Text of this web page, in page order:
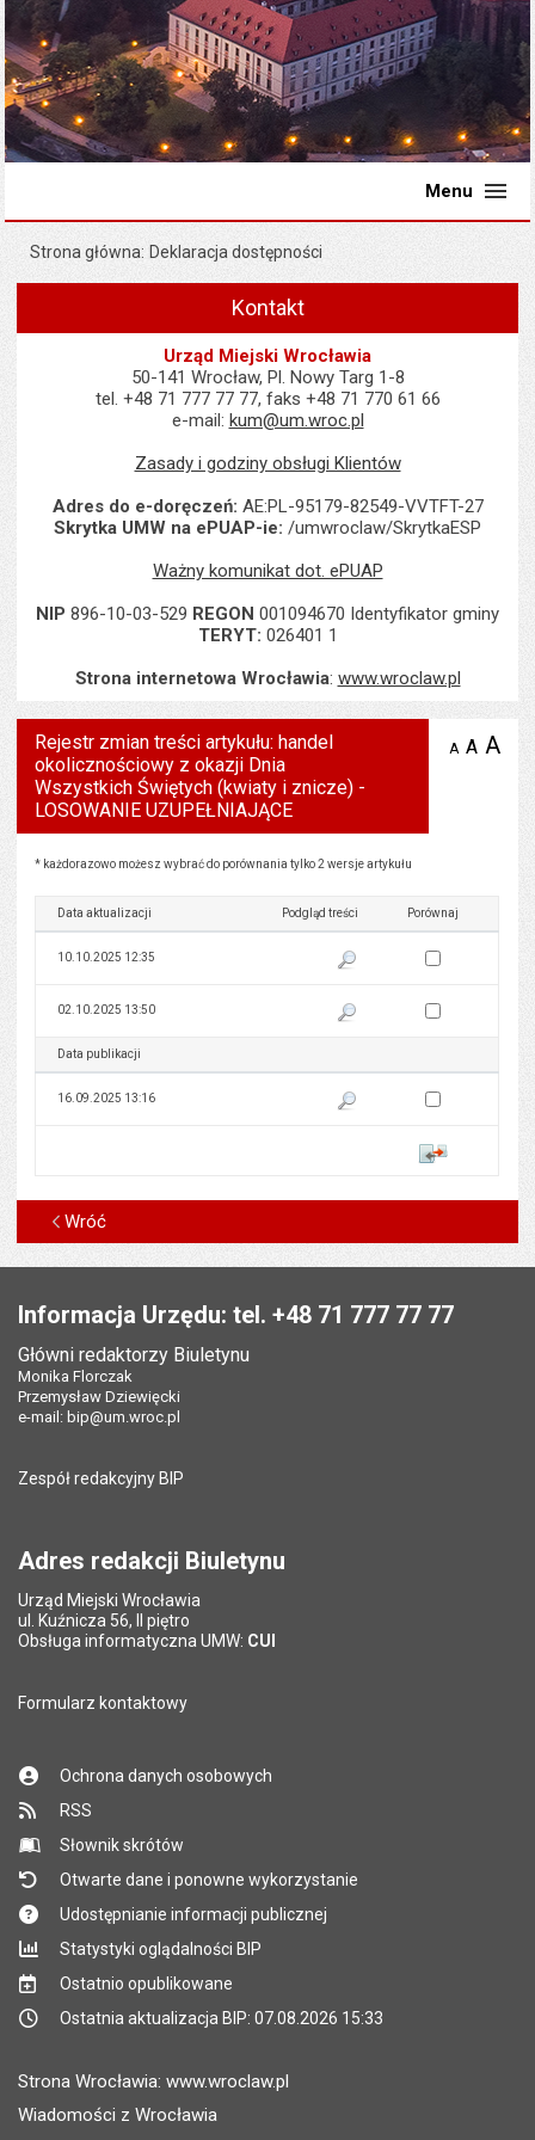
Menu
Strona główna Deklaracja dostępności
Kontakt
Urząd Miejski Wrocławia
50-141 Wrocław, Pl. Nowy Targ 1-8
tel. +48 71 777 77 77, faks +48 71 770 61 66
e-mail: kum@um.wroc.pl
Zasady i godziny obsługi Klientów
Adres do e-doręczeń: AE:PL-95179-82549-VVTFT-27
Skrytka UMW na ePUAP-ie: /umwroclaw/SkrytkaESP
Ważny komunikat dot. ePUAP
NIP 896-10-03-529 REGON 001094670 Identyfikator gminy
TERYT: 026401 1
Strona internetowa Wrocławia: www.wroclaw.pl
Rejestr zmian treści artykułu: handel
okolicznościowy z okazji Dnia
Wszystkich Świętych (kwiaty i znicze) -
LOSOWANIE UZUPEŁNIAJĄCE
A zmniejsz
A A
Rejestr zmian treści artykułu: handel okolicznościowy z okazji Dnia Wszystkich Świętych
* każdorazowo możesz wybrać do porównania tylko 2 wersje artykułu
Data aktualizacji Podgląd treści Porównaj
10.10.2025 12:35 Pokaż podgląd wersji z dnia
Zaznacz wersję do
02.10.2025 13:50 Pokaż podgląd wersji z dnia
Zaznacz wersję do
Data publikacji
16.09.2025 13:16 Pokaż podgląd wersji z dnia
Zaznacz wersję do
Porównaj
Wróć
Informacja Urzędu: tel. +48 71 777 77 77
Główni redaktorzy Biuletynu
Monika Florczak
Przemysław Dziewięcki
e-mail: bip@um.wroc.pl
Zespół redakcyjny BIP
Adres redakcji Biuletynu
Urząd Miejski Wrocławia
ul. Kuźnicza 56, II piętro
Obsługa informatyczna UMW: CUI
Formularz kontaktowy
Ochrona danych osobowych
RSS
Słownik skrótów
Otwarte dane i ponowne wykorzystanie
Udostępnianie informacji publicznej
Statystyki oglądalności BIP
Ostatnio opublikowane
Ostatnia aktualizacja BIP: 07.08.2026 15:33
Strona Wrocławia: www.wroclaw.pl
Wiadomości z Wrocławia